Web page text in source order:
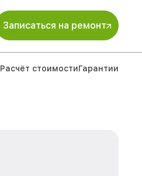
Записаться на ремонт
Расчёт стоимостиГарантии